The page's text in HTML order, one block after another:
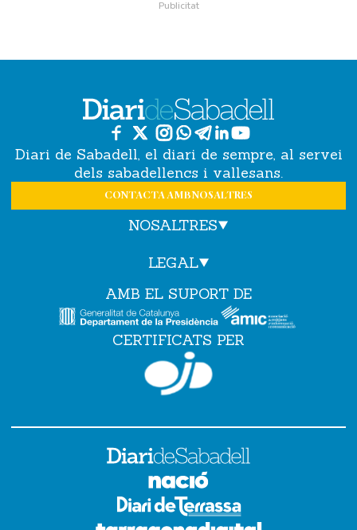
Diari de Sabadell, el diari de sempre, al servei
dels sabadellencs i vallesans.
CONTACTA AMB NOSALTRES
NOSALTRES
LEGAL
AMB EL SUPORT DE
CERTIFICATS PER